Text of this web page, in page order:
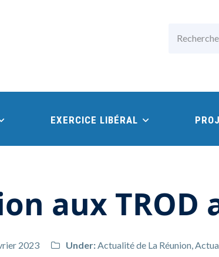
EXERCICE LIBÉRAL
aux TROD
2023 Under: Actualité de La Réunion